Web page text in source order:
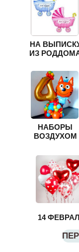
НА
ИЗ
14
НАБОРЫ
ВОЗДУХОМ